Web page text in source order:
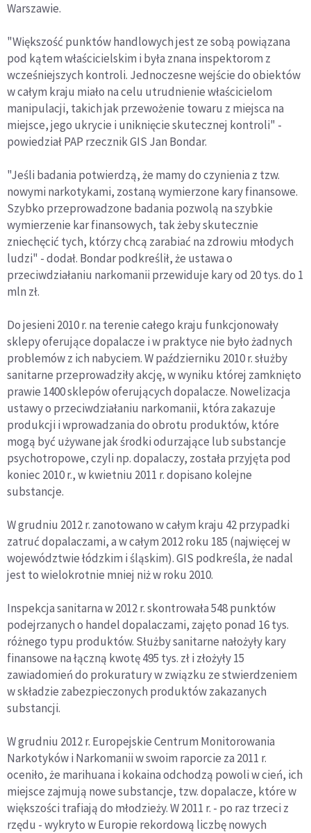
Warszawie.
"Większość punktów handlowych jest ze sobą powiązana
pod kątem właścicielskim i była znana inspektorom z
wcześniejszych kontroli. Jednoczesne wejście do obiektów
w całym kraju miało na celu utrudnienie właścicielom
manipulacji, takich jak przewożenie towaru z miejsca na
miejsce, jego ukrycie i uniknięcie skutecznej kontroli" -
powiedział PAP rzecznik GIS Jan Bondar.
"Jeśli badania potwierdzą, że mamy do czynienia z tzw.
nowymi narkotykami, zostaną wymierzone kary finansowe.
Szybko przeprowadzone badania pozwolą na szybkie
wymierzenie kar finansowych, tak żeby skutecznie
zniechęcić tych, którzy chcą zarabiać na zdrowiu młodych
ludzi" - dodał. Bondar podkreślił, że ustawa o
przeciwdziałaniu narkomanii przewiduje kary od 20 tys. do 1
mln zł.
Do jesieni 2010 r. na terenie całego kraju funkcjonowały
sklepy oferujące dopalacze i w praktyce nie było żadnych
problemów z ich nabyciem. W październiku 2010 r. służby
sanitarne przeprowadziły akcję, w wyniku której zamknięto
prawie 1400 sklepów oferujących dopalacze. Nowelizacja
ustawy o przeciwdziałaniu narkomanii, która zakazuje
produkcji i wprowadzania do obrotu produktów, które
mogą być używane jak środki odurzające lub substancje
psychotropowe, czyli np. dopalaczy, została przyjęta pod
koniec 2010 r., w kwietniu 2011 r. dopisano kolejne
substancje.
W grudniu 2012 r. zanotowano w całym kraju 42 przypadki
zatruć dopalaczami, a w całym 2012 roku 185 (najwięcej w
województwie łódzkim i śląskim). GIS podkreśla, że nadal
jest to wielokrotnie mniej niż w roku 2010.
Inspekcja sanitarna w 2012 r. skontrowała 548 punktów
podejrzanych o handel dopalaczami, zajęto ponad 16 tys.
różnego typu produktów. Służby sanitarne nałożyły kary
finansowe na łączną kwotę 495 tys. zł i złożyły 15
zawiadomień do prokuratury w związku ze stwierdzeniem
w składzie zabezpieczonych produktów zakazanych
substancji.
W grudniu 2012 r. Europejskie Centrum Monitorowania
Narkotyków i Narkomanii w swoim raporcie za 2011 r.
oceniło, że marihuana i kokaina odchodzą powoli w cień, ich
miejsce zajmują nowe substancje, tzw. dopalacze, które w
większości trafiają do młodzieży. W 2011 r. - po raz trzeci z
rzędu - wykryto w Europie rekordową liczbę nowych